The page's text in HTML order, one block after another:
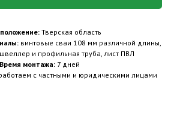
Тверская область
винтовые сваи 108 мм различной длины,
и профильная труба, лист ПВЛ
Время монтажа: 7 дней
с частными и юридическими лицами